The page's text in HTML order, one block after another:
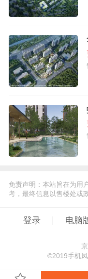
免责声明：本站旨在为用
考，最终信息以售楼处或
登录 电脑
©️2019手机